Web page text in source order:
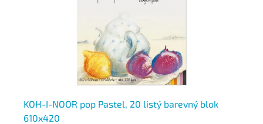
KOH-I-NOOR pop Pastel, 20 listý barevný blok
610x420